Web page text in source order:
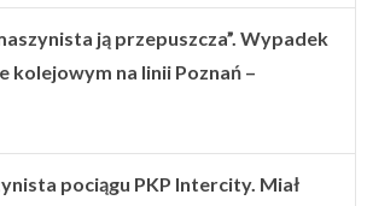
ją przepuszcza”. Wypadek
kolejowym na linii Poznań –
pociągu PKP Intercity. Miał